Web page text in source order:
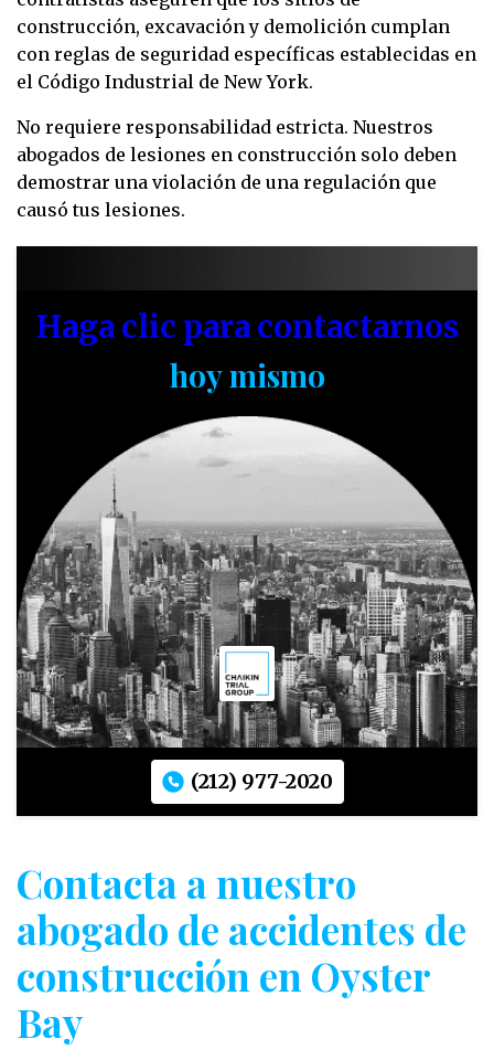
construcción, excavación y demolición cumplan
con reglas de seguridad específicas establecidas en
el Código Industrial de New York.
No requiere responsabilidad estricta. Nuestros
abogados de lesiones en construcción solo deben
demostrar una violación de una regulación que
causó tus lesiones.
Haga clic para contactarnos
hoy mismo
(212) 977-2020
Contacta a nuestro
abogado de accidentes de
construcción en Oyster
Bay